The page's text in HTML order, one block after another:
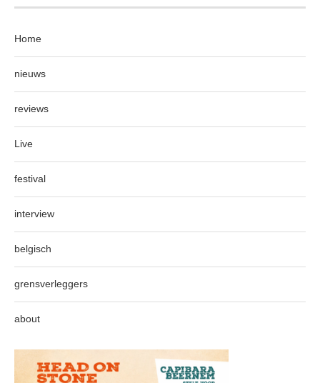
Home
nieuws
reviews
Live
festival
interview
belgisch
grensverleggers
about